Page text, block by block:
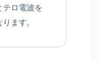
テロ電波を
ます。